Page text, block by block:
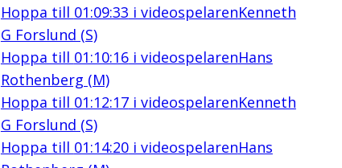
Hoppa till 01:09:33 i videospelarenKenneth
G Forslund (S)
Hoppa till 01:10:16i videospelarenHans
Rothenberg (M)
Hoppa till 01:12:17i videospelarenKenneth
G Forslund (S)
Hoppa till 01:14:20i videospelarenHans